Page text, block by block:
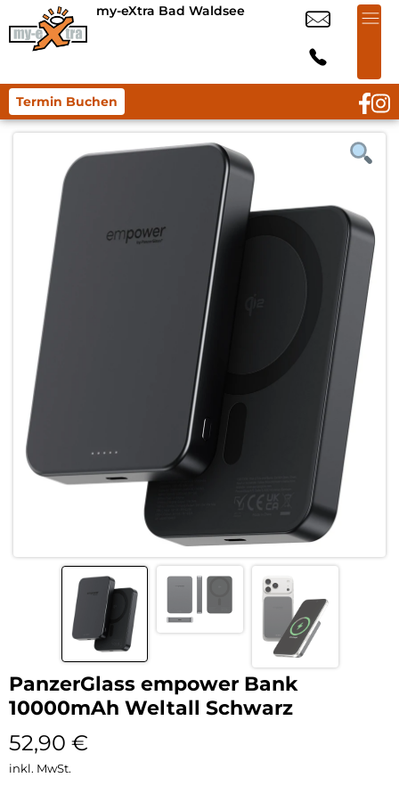
my-eXtra Bad Waldsee
Termin Buchen
PanzerGlass empower Bank
10000mAh Weltall Schwarz
52,90 €
inkl. MwSt.